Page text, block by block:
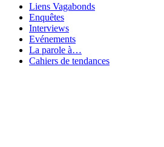
Liens Vagabonds
Enquêtes
Interviews
Evénements
La parole à…
Cahiers de tendances